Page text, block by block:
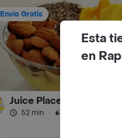
Envío Gratis
Juice Place
52 min ·
Esta
en